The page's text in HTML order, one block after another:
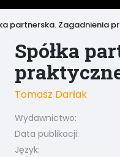
partnerska. Zagadnienia
Spółka
Tomasz Darłak
Wydawnictwo:
Data publikacji:
Język: